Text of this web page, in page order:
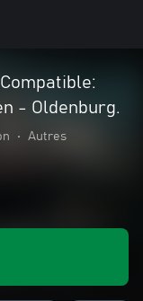
- Oldenburg.
• Autres